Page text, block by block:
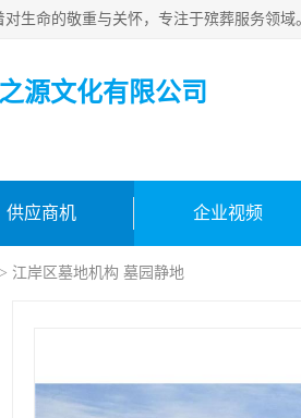
源文化有限公司
供应商机 企业视频
> 江岸区墓地机构 墓园静地